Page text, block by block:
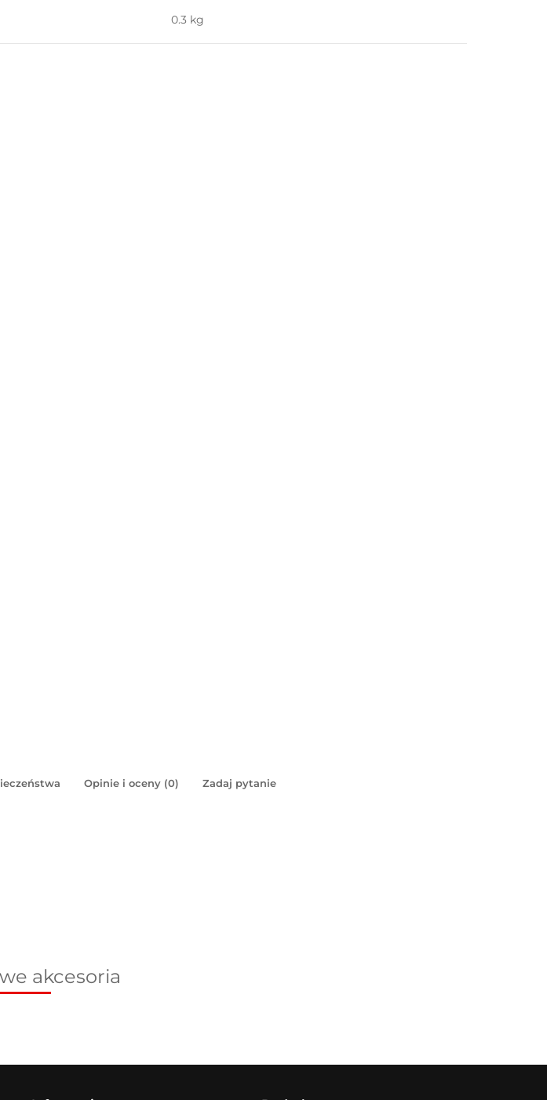
0.3 kg
Opinie i oceny (0) Zadaj pytanie
akcesoria